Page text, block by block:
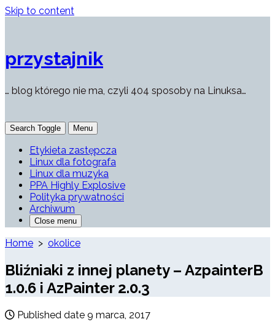
Skip to content
przystajnik
… blog którego nie ma, czyli 404 sposoby na Linuksa…
Search Toggle Menu
Etykieta zastępcza
Linux dla fotografa
Linux dla muzyka
PPA Highly Explosive
Polityka prywatności
Archiwum
Close menu
Home > okolice
Bliźniaki z innej planety – AzpainterB
1.0.6 i AzPainter 2.0.3
Published date 9 marca, 2017